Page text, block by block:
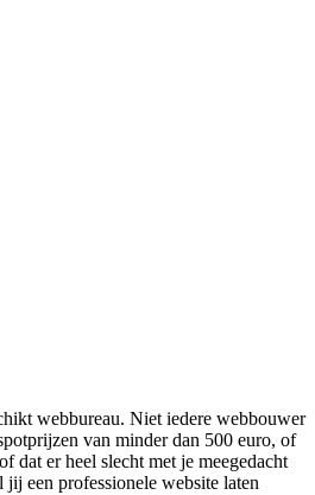
webbureau. Niet iedere webbouwer
van minder dan 500 euro, of
dat er heel slecht met je meegedacht
een professionele website laten